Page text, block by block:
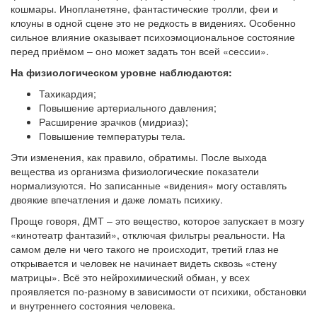
кошмары. Инопланетяне, фантастические тролли, феи и
клоуны в одной сцене это не редкость в видениях. Особенно
сильное влияние оказывает психоэмоциональное состояние
перед приёмом – оно может задать тон всей «сессии».
На физиологическом уровне наблюдаются:
Тахикардия;
Повышение артериального давления;
Расширение зрачков (мидриаз);
Повышение температуры тела.
Эти изменения, как правило, обратимы. После выхода
вещества из организма физиологические показатели
нормализуются. Но записанные «видения» могу оставлять
двоякие впечатления и даже ломать психику.
Проще говоря, ДМТ – это вещество, которое запускает в мозгу
«кинотеатр фантазий», отключая фильтры реальности. На
самом деле ни чего такого не происходит, третий глаз не
открывается и человек не начинает видеть сквозь «стену
матрицы». Всё это нейрохимический обман, у всех
проявляется по-разному в зависимости от психики, обстановки
и внутреннего состояния человека.